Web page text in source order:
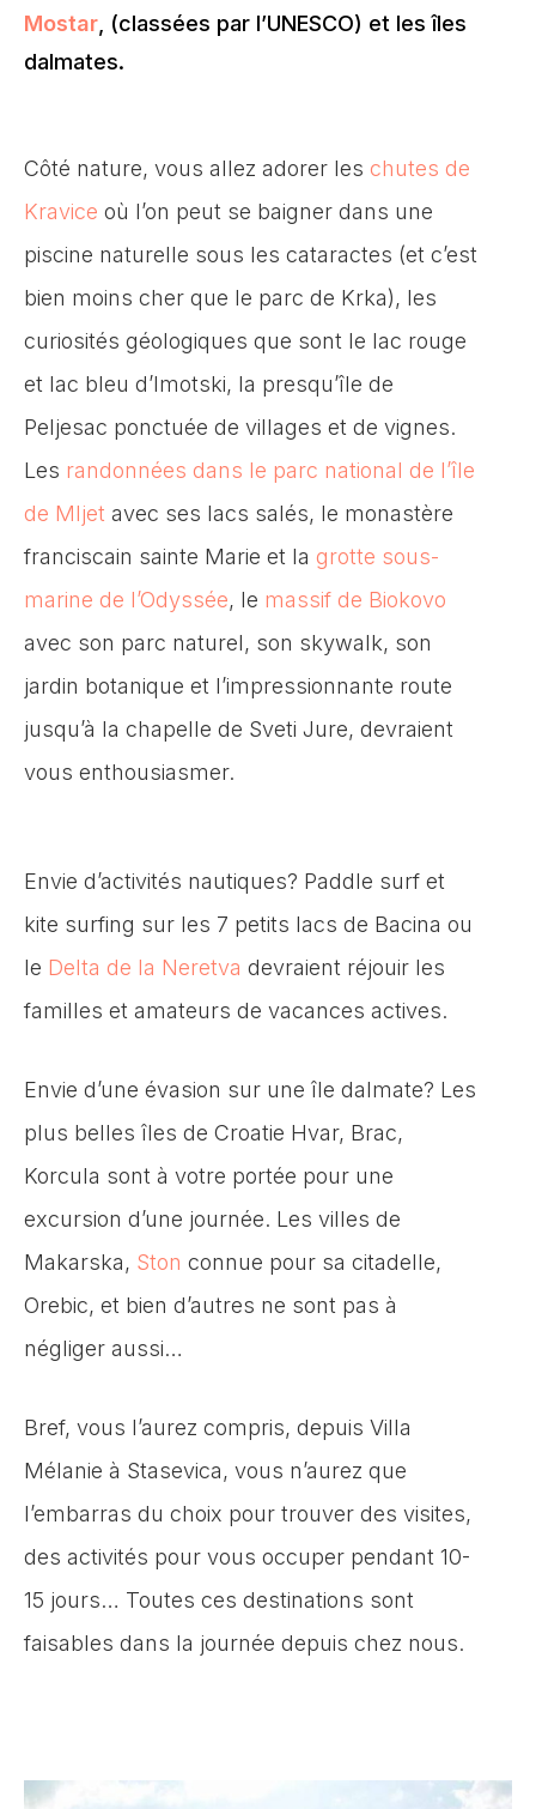
Mostar, (classées par l’UNESCO) et les îles
dalmates.
Côté nature, vous allez adorer les chutes de
Kravice où l’on peut se baigner dans une
piscine naturelle sous les cataractes (et c’est
bien moins cher que le parc de Krka), les
curiosités géologiques que sont le lac rouge
et lac bleu d’Imotski, la presqu’île de
Peljesac ponctuée de villages et de vignes.
Les randonnées dans le parc national de l’île
de Mljet avec ses lacs salés, le monastère
franciscain sainte Marie et la grotte sous-
marine de l’Odyssée, le massif de Biokovo
avec son parc naturel, son skywalk, son
jardin botanique et l’impressionnante route
jusqu’à la chapelle de Sveti Jure, devraient
vous enthousiasmer.
Envie d’activités nautiques? Paddle surf et
kite surfing sur les 7 petits lacs de Bacina ou
le Delta de la Neretva devraient réjouir les
familles et amateurs de vacances actives.
Envie d’une évasion sur une île dalmate? Les
plus belles îles de Croatie Hvar, Brac,
Korcula sont à votre portée pour une
excursion d’une journée. Les villes de
Makarska, Ston connue pour sa citadelle,
Orebic, et bien d’autres ne sont pas à
négliger aussi…
Bref, vous l’aurez compris, depuis Villa
Mélanie à Stasevica, vous n’aurez que
l’embarras du choix pour trouver des visites,
des activités pour vous occuper pendant 10-
15 jours… Toutes ces destinations sont
faisables dans la journée depuis chez nous.